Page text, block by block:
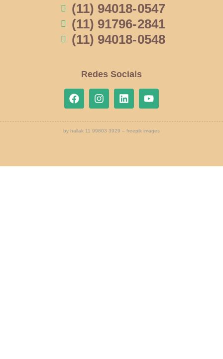
(11) 94018-0547
(11) 91796-2841
(11) 94018-0548
Redes Sociais
by hallak 11 99803 3929 – freepik images